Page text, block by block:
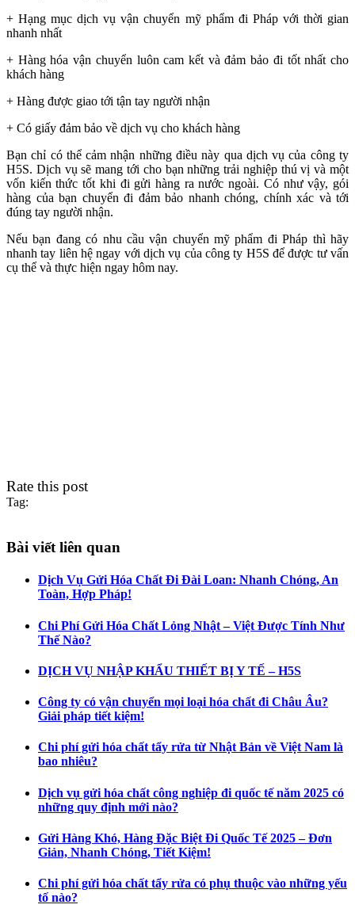
+ Hạng mục dịch vụ vận chuyển mỹ phẩm đi Pháp với thời gian
nhanh nhất
+ Hàng hóa vận chuyển luôn cam kết và đảm bảo đi tốt nhất cho
khách hàng
+ Hàng được giao tới tận tay người nhận
+ Có giấy đảm bảo về dịch vụ cho khách hàng
Bạn chỉ có thể cảm nhận những điều này qua dịch vụ của công ty
H5S. Dịch vụ sẽ mang tới cho bạn những trải nghiệp thú vị và một
vốn kiến thức tốt khi đi gửi hàng ra nước ngoài. Có như vậy, gói
hàng của bạn chuyển đi đảm bảo nhanh chóng, chính xác và tới
đúng tay người nhận.
Nếu bạn đang có nhu cầu vận chuyển mỹ phẩm đi Pháp thì hãy
nhanh tay liên hệ ngay với dịch vụ của công ty H5S để được tư vấn
cụ thể và thực hiện ngay hôm nay.
Rate this post
Tag:
Bài viết liên quan
Dịch Vụ Gửi Hóa Chất Đi Đài Loan: Nhanh Chóng, An
Toàn, Hợp Pháp!
Chi Phí Gửi Hóa Chất Lỏng Nhật – Việt Được Tính Như
Thế Nào?
DỊCH VỤ NHẬP KHẨU THIẾT BỊ Y TẾ – H5S
Công ty có vận chuyển mọi loại hóa chất đi Châu Âu?
Giải pháp tiết kiệm!
Chi phí gửi hóa chất tẩy rửa từ Nhật Bản về Việt Nam là
bao nhiêu?
Dịch vụ gửi hóa chất công nghiệp đi quốc tế năm 2025 có
những quy định mới nào?
Gửi Hàng Khó, Hàng Đặc Biệt Đi Quốc Tế 2025 – Đơn
Giản, Nhanh Chóng, Tiết Kiệm!
Chi phí gửi hóa chất tẩy rửa có phụ thuộc vào những yếu
tố nào?